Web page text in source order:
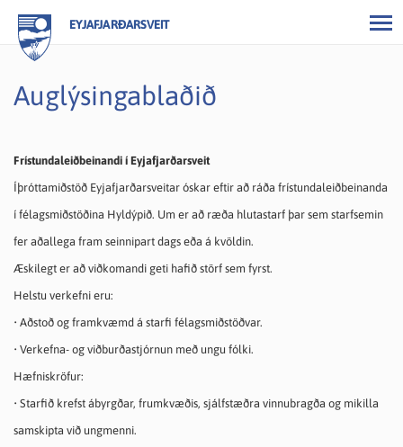
EYJAFJARÐARSVEIT
Auglýsingablaðið
Frístundaleiðbeinandi í Eyjafjarðarsveit
Íþróttamiðstöð Eyjafjarðarsveitar óskar eftir að ráða frístundaleiðbeinanda
í félagsmiðstöðina Hyldýpið. Um er að ræða hlutastarf þar sem starfsemin
fer aðallega fram seinnipart dags eða á kvöldin.
Æskilegt er að viðkomandi geti hafið störf sem fyrst.
Helstu verkefni eru:
• Aðstoð og framkvæmd á starfi félagsmiðstöðvar.
• Verkefna- og viðburðastjórnun með ungu fólki.
Hæfniskröfur:
• Starfið krefst ábyrgðar, frumkvæðis, sjálfstæðra vinnubragða og mikilla
samskipta við ungmenni.